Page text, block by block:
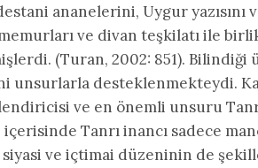
ananelerini, Uygur yazısını
ve divan teşkilatı ile
(Turan, 2002: 851). Bilindiği
unsurlarla desteklenmekteydi.
ve en önemli unsuru
Tanrı inancı sadece
ve içtimai düzeninin de